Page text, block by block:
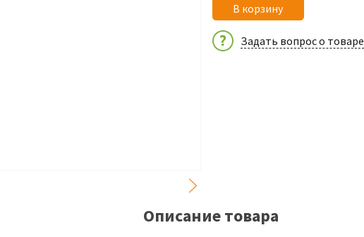
В корзину
Задать вопрос о товаре
Описание товара